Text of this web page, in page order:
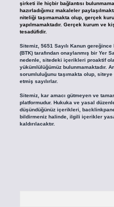
şirketi ile hiçbir bağlantısı
hazırladığımız makaleler
niteliği taşımamakta olup, gerçek
yapılmamaktadır. Gerçek kurum ve
tesadüfidir.
Sitemiz, 5651 Sayılı Kanun
(BTK) tarafından onaylanmış bir Yer
nedenle, sitedeki içerikleri proaktif
yükümlülüğümüz bulunmamaktadır.
sorumluluğunu taşımakta olup,
etmiş sayılırlar.
Sitemiz, kar amacı gütmeyen ve
platformudur. Hukuka ve yasal
düşündüğünüz içerikleri,
bildirmeniz halinde, ilgili içerikler
kaldırılacaktır.